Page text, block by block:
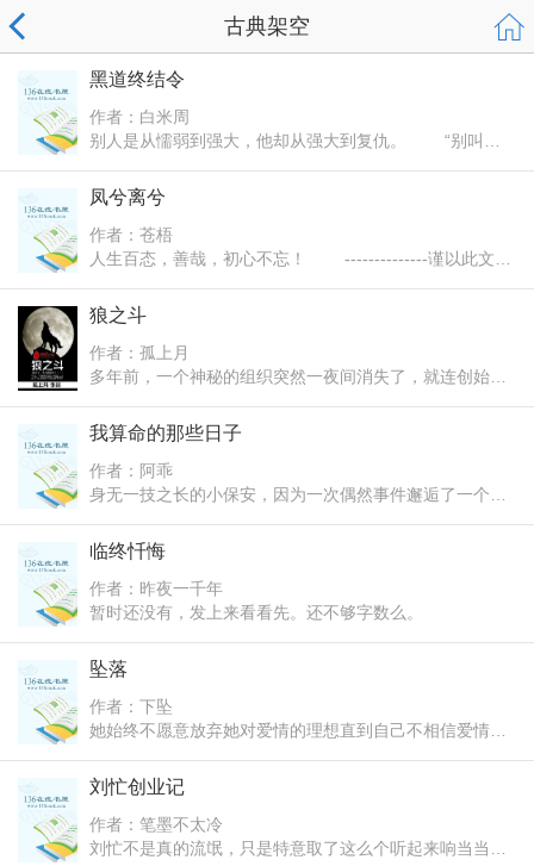
古典架空
黑道终结令
作者：白米周
别人是从懦弱到强大，他却从强大到复仇。 “别叫我
混混的混混。
凤兮离兮
作者：苍梧
人生百态，善哉，初心不忘！ --------------谨以此文献
狼之斗
作者：孤上月
多年前，一个神秘的组织突然一夜间消失了，就连创始人
他要解开秘密，那位老人说他能解开这个秘密。在现实，
斗？路注定是艰难万险的！试看他如何演绎狼性的智慧。
狼是孤傲的，他不会低头，也不会变成一条摇尾乞讨
的狗！当狼感伤时候，会在寒冷的夜晚，独自站在高山之
上，对着长空皓月哀吼， 狼之斗，男人的战斗！！！
我算命的那些日子
作者：阿乖
身无一技之长的小保安，因为一次偶然事件邂逅了一个美
女道长，小保安稀里糊涂变成了算命先生。 看前程、
地重生还是完美逆袭？且看我与美女师傅和众师姐如何不
走寻常路
临终忏悔
作者：昨夜一千年
暂时还没有，发上来看看先。还不够字数么。
坠落
作者：下坠
她始终不愿意放弃她对爱情的理想直到自己不相信爱情
失了大部分爱人的能力感觉到自己的无能为力 可是无
一个人来读懂 我想我们终于不再爱了这样真好 我
们给过彼此的那些眼泪和疼痛如风飘远
刘忙创业记
作者：笔墨不太冷
刘忙不是真的流氓，只是特意取了这么个听起来响当当，